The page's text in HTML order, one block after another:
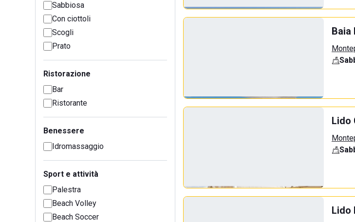
Sabbiosa
Con ciottoli
Scogli
Prato
Ristorazione
Bar
Ristorante
Benessere
Idromassaggio
Sport e attività
Palestra
Beach Volley
Beach Soccer
Baia
Lido
Lido